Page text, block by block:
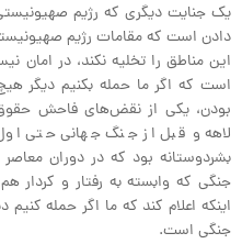
یک جنایت دیگری که رژیم صهیونیستی
دادن است که مقامات رژیم
این مناطق را تخلیه نکند، در امان
است که اگر ما حمله بکنیم دیگر
بودن، یکی از نقض‌های فاحش
لاهه و قبل از جنگ جهانی حتی
بشردوستانه بود که در دوران
جنگی که وابسته به رفتار و
اینکه اعلام کند که ما اگر حمله
جنگی است.